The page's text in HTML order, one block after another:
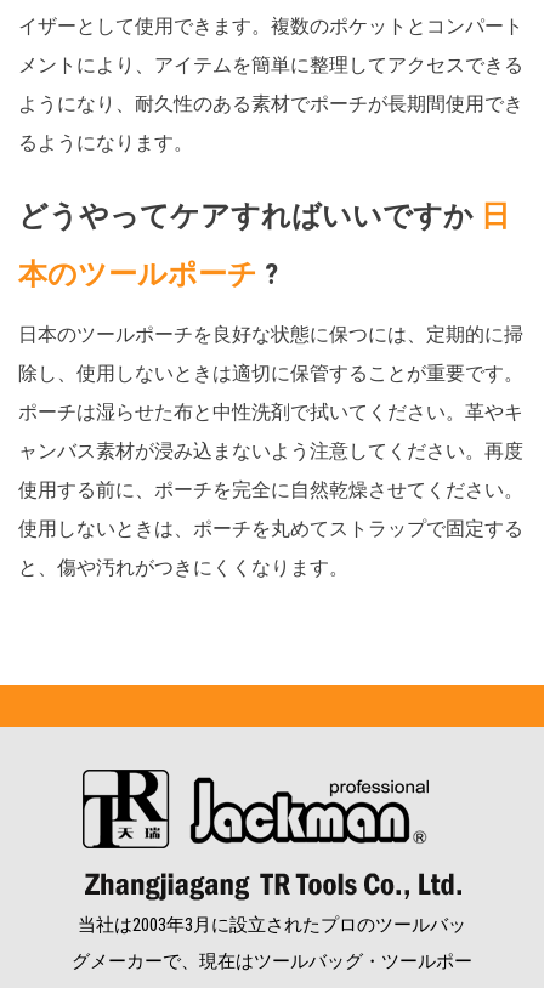
イザーとして使用できます。複数のポケットとコンパート
メントにより、アイテムを簡単に整理してアクセスできる
ようになり、耐久性のある素材でポーチが長期間使用でき
るようになります。
どうやってケアすればいいですか 日
本のツールポーチ ?
日本のツールポーチを良好な状態に保つには、定期的に掃
除し、使用しないときは適切に保管することが重要です。
ポーチは湿らせた布と中性洗剤で拭いてください。革やキ
ャンバス素材が浸み込まないよう注意してください。再度
使用する前に、ポーチを完全に自然乾燥させてください。
使用しないときは、ポーチを丸めてストラップで固定する
と、傷や汚れがつきにくくなります。
当社は2003年3月に設立されたプロのツールバッ
グメーカーで、現在はツールバッグ・ツールポー